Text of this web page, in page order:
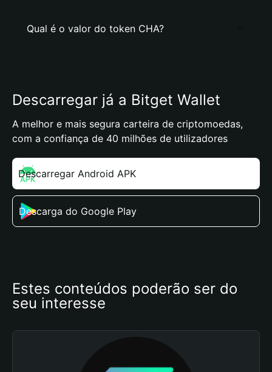
Qual é o valor do token CHA?
Descarregar já a Bitget Wallet
A melhor e mais segura carteira de criptomoedas,
com a confiança de 40 milhões de utilizadores
Descarregar Android APK
Descarga do Google Play
Estes conteúdos poderão ser do
seu interesse